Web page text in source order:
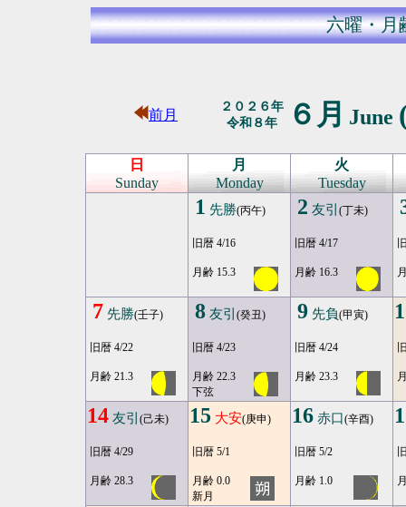
六曜・月
前月
２０２６年
令和８年
６月 June
日
Sunday
月
Monday
火
Tuesday
1 先勝(丙午)
旧暦 4/16
月齢 15.3
2 友引 (丁未)
旧暦 4/17
月齢 16.3
7 先勝(壬子)
旧暦 4/22
月齢 21.3
8 友引 (癸丑)
旧暦 4/23
月齢 22.3
下弦
9 先負(甲寅)
旧暦 4/24
月齢 23.3
14 友引 (己未)
旧暦 4/29
月齢 28.3
15 大安(庚申)
旧暦 5/1
月齢 0.0
新月
16 赤口(辛酉)
旧暦 5/2
月齢 1.0